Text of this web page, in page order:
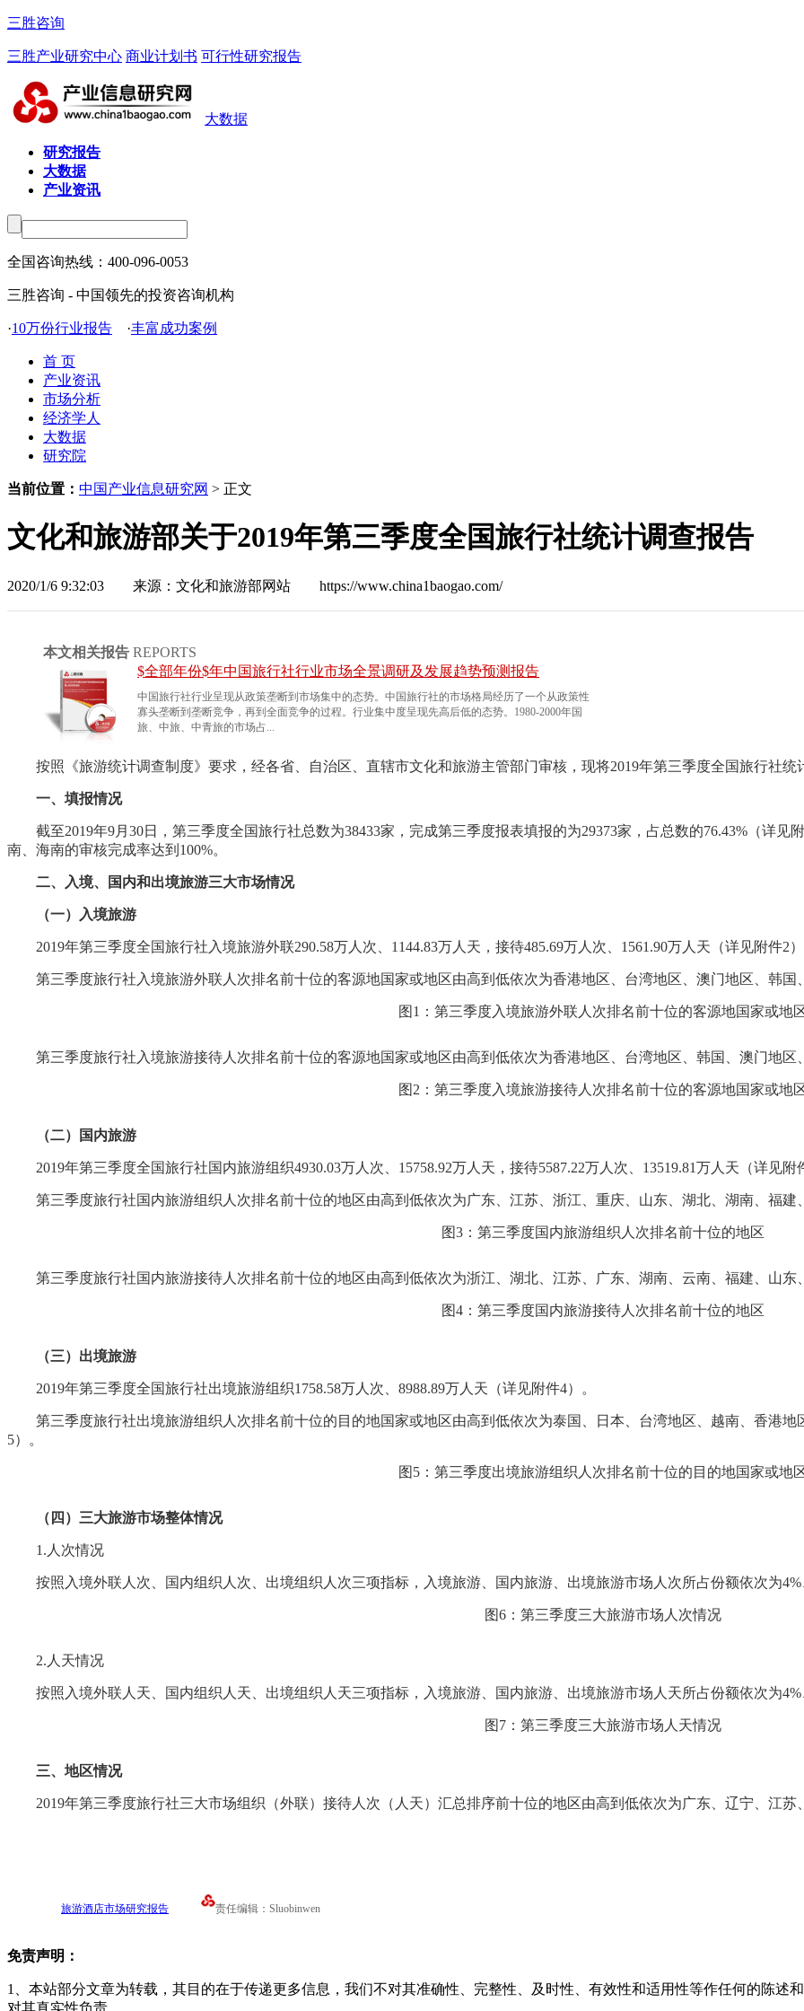
三胜咨询
三胜产业研究中心 商业计划书 可行性研究报告
大数据
研究报告
大数据
产业资讯
全国咨询热线： 400-096-0053
三胜咨询 - 中国领先的投资咨询机构
·10万份行业报告 ·丰富成功案例
首 页
产业资讯
市场分析
经济学人
大数据
研究院
当前位置： 中国产业信息研究网 > 正文
文化和旅游部关于2019年第三季度全国旅行社统计调查报告
2020/1/6 9:32:03 来源：文化和旅游部网站 https://www.china1baogao.com/
本文相关报告 REPORTS
$全部年份$年中国旅行社行业市场全景调研及发展趋势预测报告
中国旅行社行业呈现从政策垄断到市场集中的态势。中国旅行社的市场格局经历了一个从政策性
寡头垄断到垄断竞争，再到全面竞争的过程。行业集中度呈现先高后低的态势。1980-2000年国
旅、中旅、中青旅的市场占...
按照《旅游统计调查制度》要求，经各省、自治区、直辖市文化和旅游主管部门审核，现将2019年第三季度全国旅行社统
一、填报情况
截至2019年9月30日，第三季度全国旅行社总数为38433家，完成第三季度报表填报的为29373家，占总数的76.43%（详
南、海南的审核完成率达到100%。
二、入境、国内和出境旅游三大市场情况
（一）入境旅游
2019年第三季度全国旅行社入境旅游外联290.58万人次、1144.83万人天，接待485.69万人次、1561.90万人天（详见附件2）
第三季度旅行社入境旅游外联人次排名前十位的客源地国家或地区由高到低依次为香港地区、台湾地区、澳门地区、韩国
图1：第三季度入境旅游外联人次排名前十位的客源地国家或地
第三季度旅行社入境旅游接待人次排名前十位的客源地国家或地区由高到低依次为香港地区、台湾地区、韩国、澳门地区
图2：第三季度入境旅游接待人次排名前十位的客源地国家或地
（二）国内旅游
2019年第三季度全国旅行社国内旅游组织4930.03万人次、15758.92万人天，接待5587.22万人次、13519.81万人天（详见附
第三季度旅行社国内旅游组织人次排名前十位的地区由高到低依次为广东、江苏、浙江、重庆、山东、湖北、湖南、福建
图3：第三季度国内旅游组织人次排名前十位的地区
第三季度旅行社国内旅游接待人次排名前十位的地区由高到低依次为浙江、湖北、江苏、广东、湖南、云南、福建、山东
图4：第三季度国内旅游接待人次排名前十位的地区
（三）出境旅游
2019年第三季度全国旅行社出境旅游组织1758.58万人次、8988.89万人天（详见附件4）。
第三季度旅行社出境旅游组织人次排名前十位的目的地国家或地区由高到低依次为泰国、日本、台湾地区、越南、香港
5）。
图5：第三季度出境旅游组织人次排名前十位的目的地国家或地
（四）三大旅游市场整体情况
1.人次情况
按照入境外联人次、国内组织人次、出境组织人次三项指标，入境旅游、国内旅游、出境旅游市场人次所占份额依次为4%
图6：第三季度三大旅游市场人次情况
2.人天情况
按照入境外联人天、国内组织人天、出境组织人天三项指标，入境旅游、国内旅游、出境旅游市场人天所占份额依次为4%
图7：第三季度三大旅游市场人天情况
三、地区情况
2019年第三季度旅行社三大市场组织（外联）接待人次（人天）汇总排序前十位的地区由高到低依次为广东、辽宁、江
旅游酒店市场研究报告 责任编辑：Sluobinwen
免责声明：
1、本站部分文章为转载，其目的在于传递更多信息，我们不对其准确性、完整性、及时性、有效性和适用性等作任何的陈述
对其真实性负责。